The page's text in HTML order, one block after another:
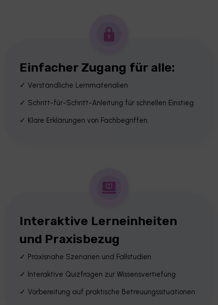
Einfacher Zugang für alle:
✓ Verständliche Lernmaterialien
✓ Schritt-für-Schritt-Anleitung für schnellen Einstieg
✓ Klare Erklärungen von Fachbegriffen.
Interaktive Lerneinheiten
und Praxisbezug
✓ Praxisnahe Szenarien und Fallstudien
✓ Interaktive Quizfragen zur Wissensvertiefung
✓ Vorbereitung auf praktische Betreuungssituationen